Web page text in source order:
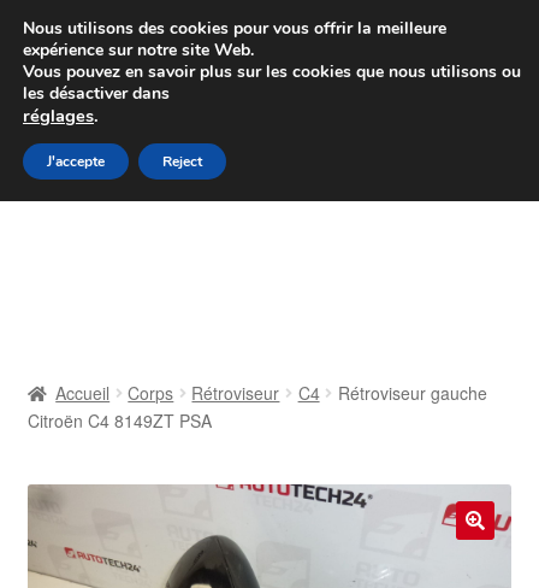
Colissimo livraison à partir de 7 EUR
Du lundi au vendredi de 9 h à 16 h
Aller
à
Aller
au
Contact
Livraison
Livraison internationale
Accueil Corps Rétroviseur C4
Rétroviseur gauche
Citroën C4 8149ZT PSA
Nous utilisons des cookies pour vous offrir la meilleure
expérience sur notre site Web.
Vous pouvez en savoir plus sur les cookies que nous utilisons ou
les désactiver dans
réglages.
J'accepte Reject